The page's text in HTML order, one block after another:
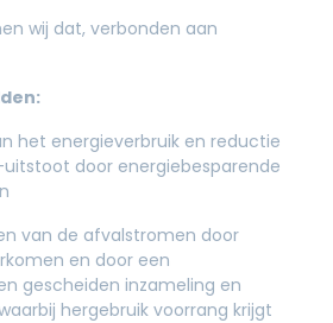
wij dat, verbonden aan
het energieverbruik en reductie
uitstoot door energiebesparende
van de afvalstromen door
en door een
gescheiden inzameling en
hergebruik voorrang krijgt